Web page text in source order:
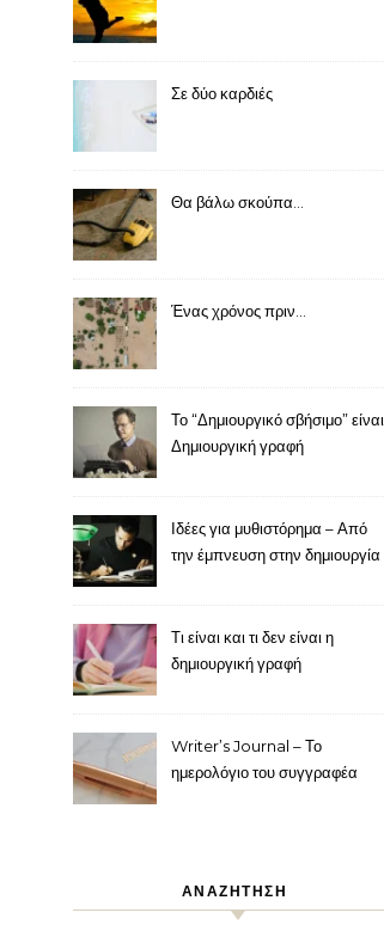
Σε δύο καρδιές
Θα βάλω σκούπα…
Ένας χρόνος πριν…
Το “Δημιουργικό σβήσιμο” είναι
Δημιουργική γραφή
Ιδέες για μυθιστόρημα – Από
την έμπνευση στην δημιουργία
Τι είναι και τι δεν είναι η
δημιουργική γραφή
Writer’s Journal – Το
ημερολόγιο του συγγραφέα
ΑΝΑΖΗΤΗΣΗ